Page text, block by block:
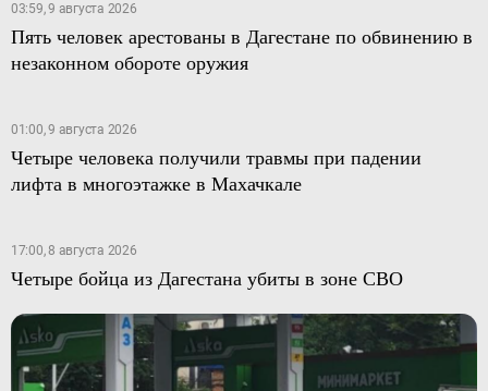
03:59, 9 августа 2026
Пять человек арестованы в Дагестане по обвинению в
незаконном обороте оружия
01:00, 9 августа 2026
Четыре человека получили травмы при падении
лифта в многоэтажке в Махачкале
17:00, 8 августа 2026
Четыре бойца из Дагестана убиты в зоне СВО